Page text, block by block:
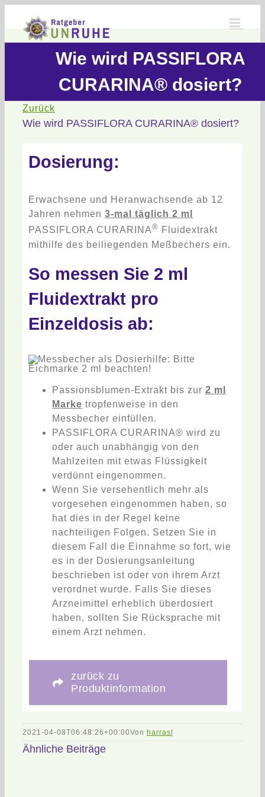
Inhalt
springen
Wie wird PASSIFLORA
CURARINA® dosiert?
Zurück
Wie wird PASSIFLORA CURARINA® dosiert?
Dosierung:
Erwachsene und Heranwachsende ab 12
Jahren nehmen 3-mal täglich 2 ml
PASSIFLORA CURARINA® Fluidextrakt
mithilfe des beiliegenden Meßbechers ein.
So messen Sie 2 ml
Fluidextrakt pro
Einzeldosis ab:
Passionsblumen-Extrakt bis zur 2 ml
Marke tropfenweise in den
Messbecher einfüllen.
PASSIFLORA CURARINA® wird zu
oder auch unabhängig von den
Mahlzeiten mit etwas Flüssigkeit
verdünnt eingenommen.
Wenn Sie versehentlich mehr als
vorgesehen eingenommen haben, so
hat dies in der Regel keine
nachteiligen Folgen. Setzen Sie in
diesem Fall die Einnahme so fort, wie
es in der Dosierungsanleitung
beschrieben ist oder von ihrem Arzt
verordnet wurde. Falls Sie dieses
Arzneimittel erheblich überdosiert
haben, sollten Sie Rücksprache mit
einem Arzt nehmen.
zurück zu
Produktinformation
2021-04-08T06:48:26+00:00Von harras
Ähnliche Beiträge
Gut